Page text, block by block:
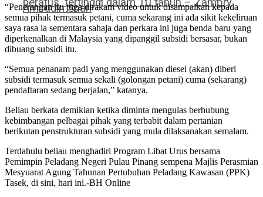
Amirudin Shari
“Penerangan itu juga dirakam video untuk disampaikan kepada
semua pihak termasuk petani, cuma sekarang ini ada sikit kekeliruan
saya rasa ia sementara sahaja dan perkara ini juga benda baru yang
diperkenalkan di Malaysia yang dipanggil subsidi bersasar, bukan
dibuang subsidi itu.
“Semua penanam padi yang menggunakan diesel (akan) diberi
subsidi termasuk semua sekali (golongan petani) cuma (sekarang)
pendaftaran sedang berjalan,” katanya.
Beliau berkata demikian ketika diminta mengulas berhubung
kebimbangan pelbagai pihak yang terbabit dalam pertanian
berikutan penstrukturan subsidi yang mula dilaksanakan semalam.
Terdahulu beliau menghadiri Program Libat Urus bersama
Pemimpin Peladang Negeri Pulau Pinang sempena Majlis Perasmian
Mesyuarat Agung Tahunan Pertubuhan Peladang Kawasan (PPK)
Tasek, di sini, hari ini.-BH Online